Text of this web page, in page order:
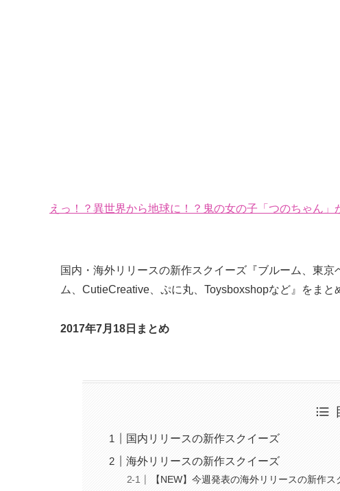
えっ！？異世界から地球に！？鬼の女の子「つのちゃん」
国内・海外リリースの新作スクイーズ『ブルーム、東
ム、CutieCreative、ぷに丸、Toysboxshopなど』をま
2017年7月18日まとめ
国内リリースの新作スクイーズ
海外リリースの新作スクイーズ
【NEW】今週発表の海外リリースの新作